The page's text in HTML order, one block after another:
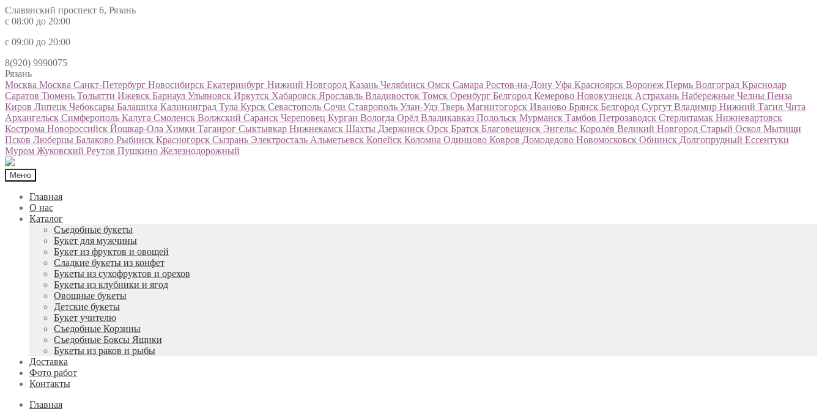
Славянский проспект 6, Рязань
с 08:00 до 20:00
с 09:00 до 20:00
8(920) 9990075
Рязань
Москва Москва Санкт-Петербург Новосибирск Екатеринбург Нижний Новгород Казань Челябинск Омск Самара Ростов-на-Дону Уфа Красноярск Воронеж Пермь Волгоград Краснодар
Саратов Тюмень Тольятти Ижевск Барнаул Ульяновск Иркутск Хабаровск Ярославль Владивосток Томск Оренбург Белгород Кемерово Новокузнецк Астрахань Набережные Челны Пенза
Киров Липецк Чебоксары Балашиха Калининград Тула Курск Севастополь Сочи Ставрополь Улан-Удэ Тверь Магнитогорск Иваново Брянск Белгород Сургут Владимир Нижний Тагил Чита
Архангельск Симферополь Калуга Смоленск Волжский Саранск Череповец Курган Вологда Орёл Владикавказ Подольск Мурманск Тамбов Петрозаводск Стерлитамак Нижневартовск
Кострома Новороссийск Йошкар-Ола Химки Таганрог Сыктывкар Нижнекамск Шахты Дзержинск Орск Братск Благовещенск Энгельс Королёв Великий Новгород Старый Оскол Мытищи
Псков Люберцы Балаково Рыбинск Красногорск Сызрань Электросталь Альметьевск Копейск Коломна Одинцово Ковров Домодедово Новомосковск Обнинск Долгопрудный Ессентуки
Муром Жуковский Реутов Пушкино Железнодорожный
Меню
Главная
О нас
Каталог
Съедобные букеты
Букет для мужчины
Букет из фруктов и овощей
Сладкие букеты из конфет
Букеты из сухофруктов и орехов
Букеты из клубники и ягод
Овощные букеты
Детские букеты
Букет учителю
Съедобные Корзины
Съедобные Боксы Ящики
Букеты из раков и рыбы
Доставка
Фото работ
Контакты
Главная